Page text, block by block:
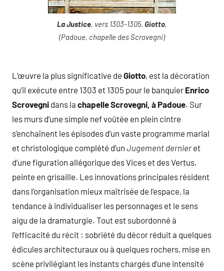
La Justice, vers 1303-1305, Giotto,
(Padoue, chapelle des Scrovegni)
L’œuvre la plus significative de Giotto, est la décoration
qu’il exécute entre 1303 et 1305 pour le banquier Enrico
Scrovegni dans la chapelle Scrovegni, à Padoue. Sur
les murs d’une simple nef voûtée en plein cintre
s’enchaînent les épisodes d’un vaste programme marial
et christologique complété d’un Jugement dernieret
d’une figuration allégorique des Vices et des Vertus,
peinte en grisaille. Les innovations principales résident
dans l’organisation mieux maîtrisée de l’espace, la
tendance à individualiser les personnages et le sens
aigu de la dramaturgie. Tout est subordonné à
l’efficacité du récit : sobriété du décor réduit a quelques
édicules architecturaux ou à quelques rochers, mise en
scène privilégiant les instants chargés d’une intensité